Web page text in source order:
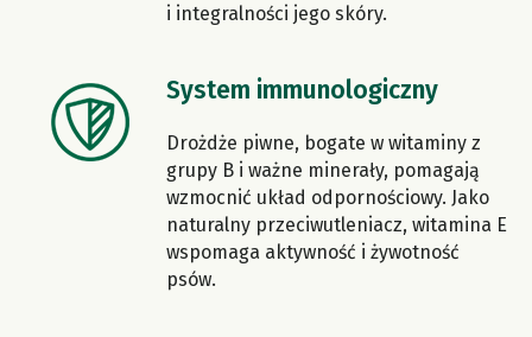
i integralności jego skóry.
System immunologiczny
Drożdże piwne, bogate w witaminy z
grupy B i ważne minerały, pomagają
wzmocnić układ odpornościowy. Jako
naturalny przeciwutleniacz, witamina E
wspomaga aktywność i żywotność
psów.